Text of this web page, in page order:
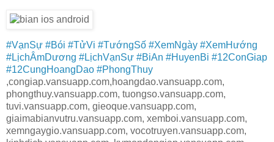
#VạnSự #Bói #TửVi #TướngSố #XemNgày #XemHướng
#LịchÂmDương #LịchVạnSự #BiAn #HuyenBi #12ConGiap
#12CungHoangDao #PhongThuy
,congiap.vansuapp.com,hoangdao.vansuapp.com,
phongthuy.vansuapp.com, tuongso.vansuapp.com,
tuvi.vansuapp.com, gieoque.vansuapp.com,
giaimabianvutru.vansuapp.com, xemboi.vansuapp.com,
xemngaygio.vansuapp.com, vocotruyen.vansuapp.com,